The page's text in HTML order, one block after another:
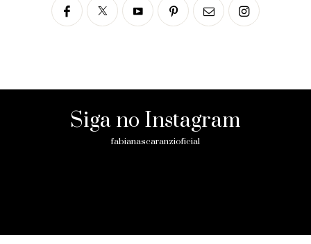
Siga no Instagram
fabianascaranzioficial